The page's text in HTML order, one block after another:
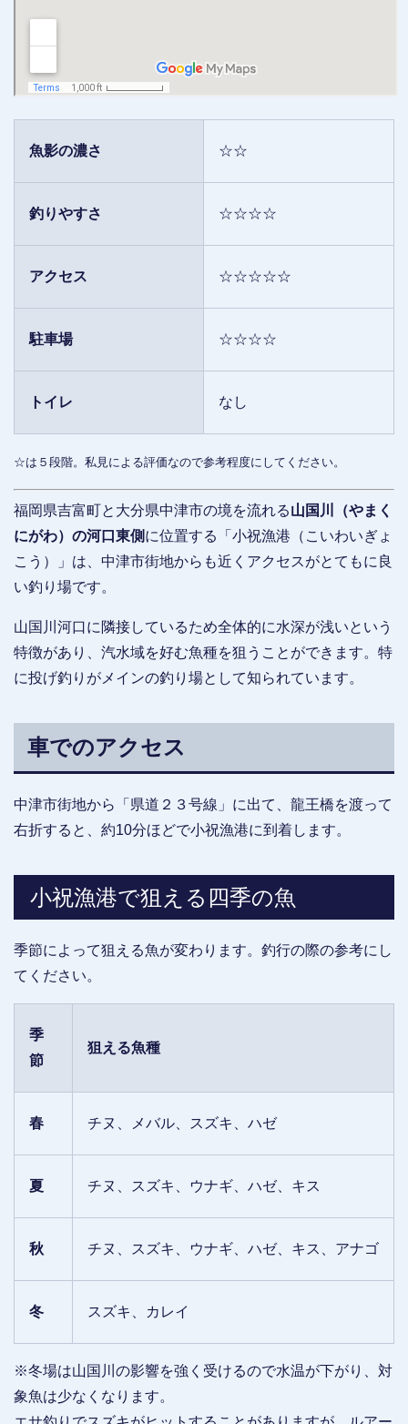
魚影の濃さ ☆☆
釣りやすさ ☆☆☆☆
アクセス ☆☆☆☆☆
駐車場 ☆☆☆☆
トイレ なし
☆は５段階。私見による評価なので参考程度にしてください。
福岡県吉富町と大分県中津市の境を流れる山国川（やまく
にがわ）の河口東側 に位置する「小祝漁港（こいわいぎょ
こう）」は、中津市街地からも近くアクセスがとてもに良
い釣り場です。
山国川河口に隣接しているため全体的に水深が浅いという
特徴があり、汽水域を好む魚種を狙うことができます。特
に投げ釣りがメインの釣り場として知られています。
車でのアクセス
中津市街地から「県道２３号線」に出て、龍王橋を渡って
右折すると、約10分ほどで小祝漁港に到着します。
小祝漁港で狙える四季の魚
季節によって狙える魚が変わります。釣行の際の参考にし
てください。
季
節
狙える魚種
春 チヌ、メバル、スズキ、ハゼ
夏 チヌ、スズキ、ウナギ、ハゼ、キス
秋 チヌ、スズキ、ウナギ、ハゼ、キス、アナゴ
冬 スズキ、カレイ
※冬場は山国川の影響を強く受けるので水温が下がり、対
象魚は少なくなります。